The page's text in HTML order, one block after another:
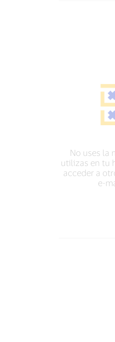
No uses la
utilizas en tu
acceder a
e-